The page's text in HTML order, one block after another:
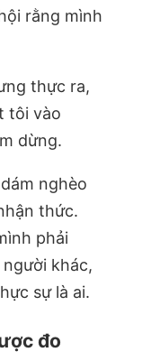
rằng mình
thực ra,
tôi vào
dừng.
nghèo
thức.
phải
khác,
sự là ai.
đo